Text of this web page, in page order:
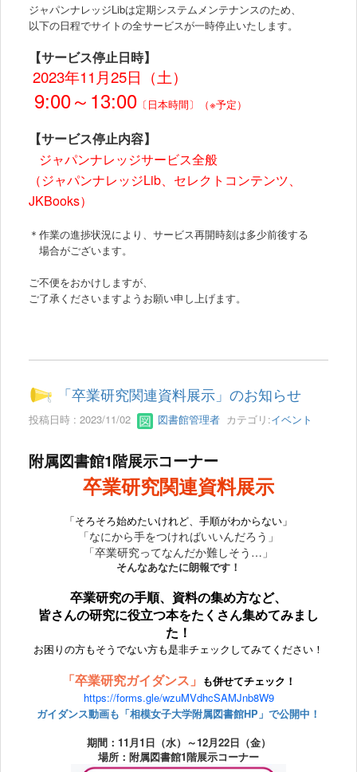
ジャパンナレッジLibは定期システムメンテナンスのため、
以下の日程でサイトの全サービスが一時停止いたします。
【サービス停止日時】
2023年11月25日（土）
9:00～13:00 〔日本時間〕 （※予定）
【サービス停止内容】
ジャパンナレッジサービス全般
（ジャパンナレッジLib、セレクトコンテンツ、
JKBooks）
＊作業の進捗状況により、サービス再開時刻は多少前後する
場合がございます。
ご不便をおかけしますが、
ご了承くださいますようお願い申し上げます。
「卒業研究関連資料展示」のお知らせ
投稿日時 : 2023/11/02 図書館管理者 カテゴリ:イベント
附属図書館1階展示コーナー
卒業研究関連資料展示
「そろそろ始めたいけれど、手順がわからない」
「なにから手をつければいいんだろう」
「卒業研究ってなんだか難しそう…」
そんなあなたに朗報です！
卒業研究の手順、資料の集め方など、
皆さんの研究に役立つ本をたくさん集めてみまし
た！
お困りの方もそうでない方も是非チェックしてみてください！
「卒業研究ガイダンス」 も併せてチェック！
https://forms.gle/wzuMVdhcSAMJnb8W9
ガイダンス動画も「相模女子大学附属図書館HP」で公開中！
期間：11月1日（水）～12月22日（金）
場所：附属図書館1階展示コーナー